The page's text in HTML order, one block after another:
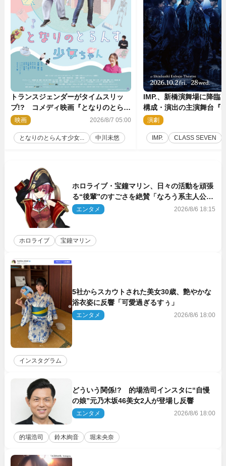
トランスジェンダーがタイムスリッ
プ!? コメディ映画『となりのとらん
す少女ちゃん』11.7公開決定
映画 2026/8/7 05:00
となりのとらんす少女... 中川未悠
IMP.、新橋演舞場に降
構成・演出の主演舞台『
上演決定
演劇
IMP. CLASS SEVEN
ホロライブ・宝鐘マリン、日々の活動を頑張
る“後輩”のすごさを絶賛「なろう系主人公ま
である」
エンタメ 2026/8/6 18:15
ホロライブ 宝鐘マリン
5社からスカウトされた美女30歳、艶やかな
浴衣姿に反響「可愛過ぎるすぅ」
エンタメ 2026/8/6 18:00
インスタグラム
どういう関係!? 的場浩司インスタに“自慢
の娘”元乃木坂46美女2人が登場し反響
エンタメ 2026/8/6 18:00
的場浩司 鈴木絢音 堀未央奈